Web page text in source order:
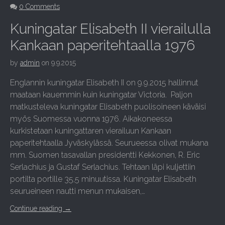
0 Comments
Kuningatar Elisabeth II vierailulla
Kankaan paperitehtaalla 1976
by admin on 9.9.2015
Englannin kuningatar Elisabeth II on 9.9.2015 hallinnut
maataan kauemmin kuin kuningatar Victoria. Paljon
matkusteleva kuningatar Elisabeth puolisoineen käväisi
myös Suomessa vuonna 1976. Aikakoneessa
kurkistetaan kuningattaren vierailuun Kankaan
paperitehtaalla Jyväskylässä. Seurueessa olivat mukana
mm. Suomen tasavallan presidentti Kekkonen, R. Eric
Serlachius ja Gustaf Serlachius. Tehtaan läpi kuljettiin
portilta portille 35,5 minuutissa. Kuningatar Elisabeth
seurueineen nautti menun mukaisen,…
Continue reading →